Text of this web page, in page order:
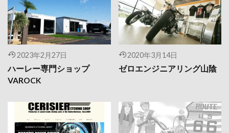
2023年2月27日
ハーレー専門ショップ
VAROCK
2020年3月14日
ゼロエンジニアリング山陰